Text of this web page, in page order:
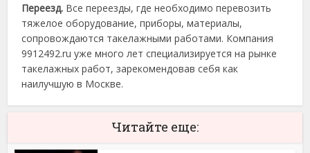
Переезд. Все переезды, где необходимо перевозить
тяжелое оборудование, приборы, материалы,
сопровождаются такелажными работами. Компания
9912492.ru уже много лет специализируется на рынке
такелажных работ, зарекомендовав себя как
наилучшую в Москве.
Читайте еще: